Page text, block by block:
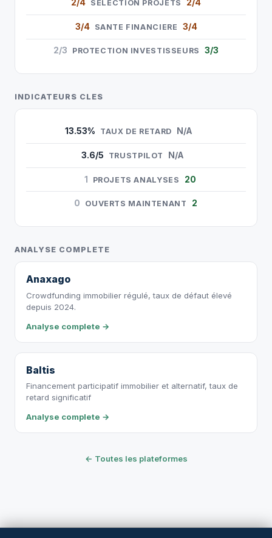
2/4 SELECTION PROJETS 2/4
3/4 SANTE FINANCIERE 3/4
2/3 PROTECTION INVESTISSEURS 3/3
INDICATEURS CLES
13.53% TAUX DE RETARD N/A
3.6/5 TRUSTPILOT N/A
1 PROJETS ANALYSES 20
0 OUVERTS MAINTENANT 2
ANALYSE COMPLETE
Anaxago
Crowdfunding immobilier régulé, taux de défaut élevé
depuis 2024.
Analyse complete →
Baltis
Financement participatif immobilier et alternatif, taux de
retard significatif
Analyse complete →
← Toutes les plateformes